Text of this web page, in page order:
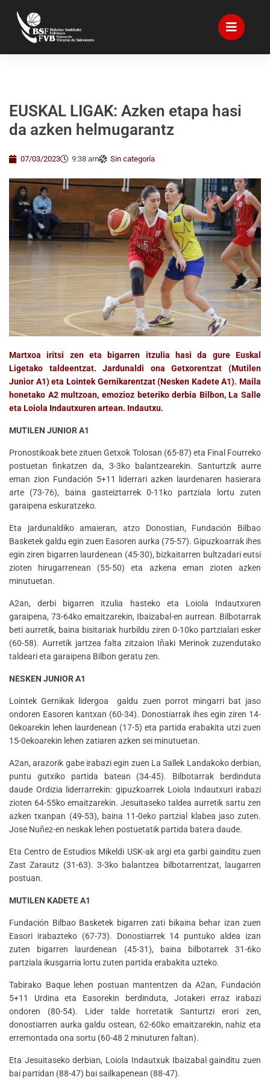
EUSKAL LIGAK: Azken etapa hasi
da azken helmugarantz
07/03/2023 9:38 am Sin categoría
Martxoa iritsi zen eta bigarren itzulia hasi da gure Euskal
Ligetako taldeentzat. Jardunaldi ona Getxorentzat (Mutilen
Junior A1) eta Lointek Gernikarentzat (Nesken Kadete A1). Maila
honetako A2 multzoan, emozioz beteriko derbia Bilbon, La Salle
eta Loiola Indautxuren artean. Indautxu.
MUTILEN JUNIOR A1
Pronostikoak bete zituen Getxok Tolosan (65-87) eta Final Fourreko
postuetan finkatzen da, 3-3ko balantzearekin. Santurtzik aurre
eman zion Fundación 5+11 liderrari azken laurdenaren hasierara
arte (73-76), baina gasteiztarrek 0-11ko partziala lortu zuten
garaipena eskuratzeko.
Eta jardunaldiko amaieran, atzo Donostian, Fundación Bilbao
Basketek galdu egin zuen Easoren aurka (75-57). Gipuzkoarrak ihes
egin ziren bigarren laurdenean (45-30), bizkaitarren bultzadari eutsi
zioten hirugarrenean (55-50) eta azkena eman zioten azken
minutuetan.
A2an, derbi bigarren itzulia hasteko eta Loiola Indautxuren
garaipena, 73-64ko emaitzarekin, Ibaizabal-en aurrean. Bilbotarrak
beti aurretik, baina bisitariak hurbildu ziren 0-10ko partzialari esker
(60-58). Aurretik jartzea falta zitzaion Iñaki Merinok zuzendutako
taldeari eta garaipena Bilbon geratu zen.
NESKEN JUNIOR A1
Lointek Gernikak lidergoa galdu zuen porrot mingarri bat jaso
ondoren Easoren kantxan (60-34). Donostiarrak ihes egin ziren 14-
0ekoarekin lehen laurdenean (17-5) eta partida erabakita utzi zuen
15-0ekoarekin lehen zatiaren azken sei minutuetan.
A2an, arazorik gabe irabazi egin zuen La Sallek Landakoko derbian,
puntu gutxiko partida batean (34-45). Bilbotarrak berdinduta
daude Ordizia liderrarrekin: gipuzkoarrek Loiola Indautxuri irabazi
zioten 64-55ko emaitzarekin. Jesuitaseko taldea aurretik sartu zen
azken txanpan (49-53), baina 11-0eko partzial klabea jaso zuten.
Jose Nuñez-en neskak lehen postuetatik partida batera daude.
Eta Centro de Estudios Mikeldi USK-ak argi eta garbi gainditu zuen
Zast Zarautz (31-63). 3-3ko balantzea bilbotarrentzat, laugarren
postuan.
MUTILEN KADETE A1
Fundación Bilbao Basketek bigarren zati bikaina behar izan zuen
Easori irabazteko (67-73). Donostiarrek 14 puntuko aldea izan
zuten bigarren laurdenean (45-31), baina bilbotarrek 31-6ko
partziala ikusgarria lortu zuten partida erabakita uzteko.
Tabirako Baque lehen postuan mantentzen da A2an, Fundación
5+11 Urdina eta Easorekin berdinduta, Jotakeri erraz irabazi
ondoren (80-54). Lider talde horretatik Santurtzi erori zen,
donostiarren aurka galdu ostean, 62-60ko emaitzarekin, nahiz eta
erremontada ona sortu (60-48 2 minuturen faltan).
Eta Jesuitaseko derbian, Loiola Indautxuk Ibaizabal gainditu zuen
bai partidan (88-47) bai sailkapenean (88-47).